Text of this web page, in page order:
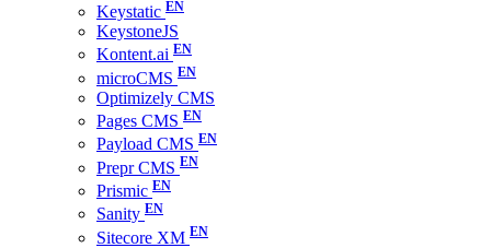
Keystatic
KeystoneJS
Kontent.ai
microCMS
Optimizely CMS
Pages CMS
Payload CMS
Prepr CMS
Prismic
Sanity
Sitecore XM